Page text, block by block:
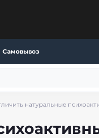
Самовывоз
натуральные